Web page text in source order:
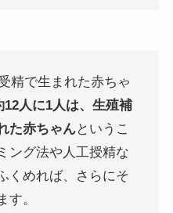
精で生まれた赤ちゃ
12人に1人は、生殖補
た赤ちゃんというこ
ング法や人工授精な
くめれば、さらにそ
す。